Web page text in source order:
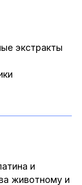
экстракты
и
животному и